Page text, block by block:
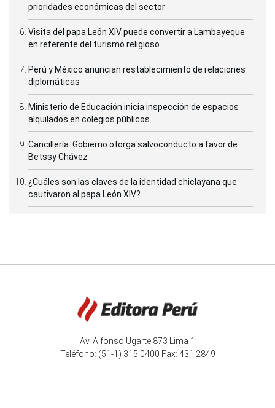
prioridades económicas del sector
Visita del papa León XIV puede convertir a Lambayeque
en referente del turismo religioso
Perú y México anuncian restablecimiento de relaciones
diplomáticas
Ministerio de Educación inicia inspección de espacios
alquilados en colegios públicos
Cancillería: Gobierno otorga salvoconducto a favor de
Betssy Chávez
¿Cuáles son las claves de la identidad chiclayana que
cautivaron al papa León XIV?
Av. Alfonso Ugarte 873 Lima 1
Teléfono: (51-1) 315 0400 Fax: 431 2849